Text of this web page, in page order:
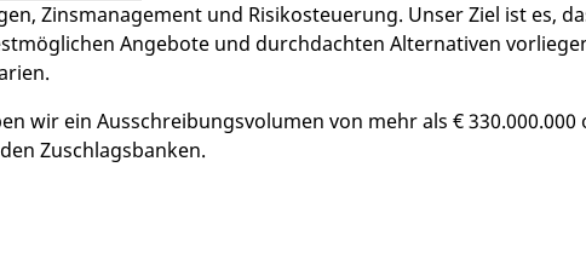
Zinsmanagement und Risikosteuerung. Unser Ziel ist es,
Angebote und durchdachten Alternativen
wir ein Ausschreibungsvolumen von mehr als €
Zuschlagsbanken.